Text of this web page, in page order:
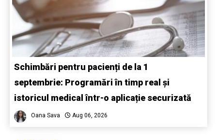
Schimbări pentru pacienți de la 1
septembrie: Programări în timp real și
istoricul medical într-o aplicație securizată
Oana Sava Aug 06, 2026